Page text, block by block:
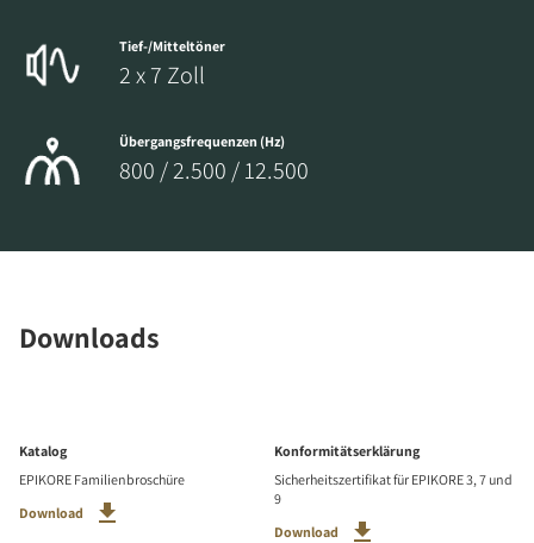
Tief-/Mitteltöner
2 x 7 Zoll
Übergangsfrequenzen (Hz)
800 / 2.500 / 12.500
Downloads
Katalog
EPIKORE Familienbroschüre
Download
Konformitätserklärung
Sicherheitszertifikat für EPIKORE 3, 7 und
9
Download